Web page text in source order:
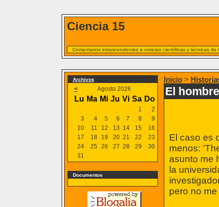
Ciencia 15
Comentarios intrascendentes a noticias científicas y técnicas de
Archivos
< Agosto 2026
Lu Ma Mi Ju Vi Sa Do
1
2
3
4 5 6 7 8
9
10
11 12 13 14 15
16
17
18 19 20 21 22
23
24
25 26 27 28 29
30
31
Documentos
Inicio>
El
El caso es
menos:
asunto me
la
pero no